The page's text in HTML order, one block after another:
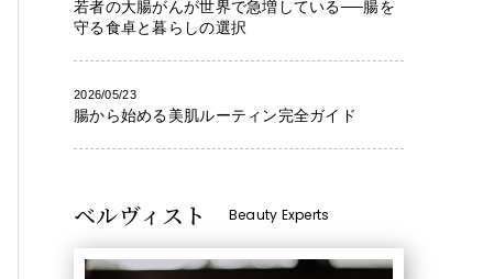
若者の大腸がんが世界で急増している──腸を
守る食卓と暮らしの選択
2026/05/23
腸から始める美肌ルーティン完全ガイド
ベルヴィスト Beauty Experts